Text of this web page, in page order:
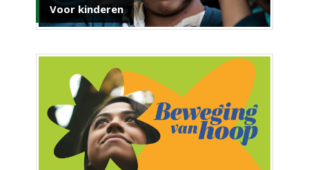
Voor kinderen